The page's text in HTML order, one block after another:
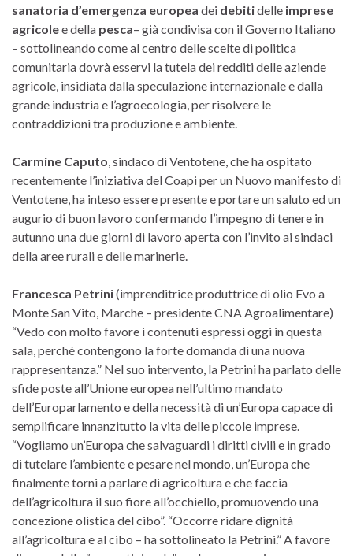
sanatoria d’emergenza europea dei debitidelle imprese
agricolee della pesca– già condivisa con il Governo Italiano
– sottolineando come al centro delle scelte di politica
comunitaria dovrà esservi la tutela dei redditi delle aziende
agricole, insidiata dalla speculazione internazionale e dalla
grande industria e l’agroecologia, per risolvere le
contraddizioni tra produzione e ambiente.
Carmine Caputo, sindaco di Ventotene, che ha ospitato
recentemente l’iniziativa del Coapi per un Nuovo manifesto di
Ventotene, ha inteso essere presente e portare un saluto ed un
augurio di buon lavoro confermando l’impegno di tenere in
autunno una due giorni di lavoro aperta con l’invito ai sindaci
della aree rurali e delle marinerie.
Francesca Petrini(imprenditrice produttrice di olio Evo a
Monte San Vito, Marche – presidente CNA Agroalimentare)
“Vedo con molto favore i contenuti espressi oggi in questa
sala, perché contengono la forte domanda di una nuova
rappresentanza.” Nel suo intervento, la Petrini ha parlato delle
sfide poste all’Unione europea nell’ultimo mandato
dell’Europarlamento e della necessità di un’Europa capace di
semplificare innanzitutto la vita delle piccole imprese.
“Vogliamo un’Europa che salvaguardi i diritti civili e in grado
di tutelare l’ambiente e pesare nel mondo, un’Europa che
finalmente torni a parlare di agricoltura e che faccia
dell’agricoltura il suo fiore all’occhiello, promuovendo una
concezione olistica del cibo”. “Occorre ridare dignità
all’agricoltura e al cibo – ha sottolineato la Petrini.” A favore